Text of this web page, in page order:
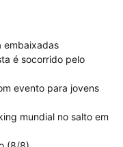
embaixadas
é socorrido pelo
evento para jovens
mundial no salto em